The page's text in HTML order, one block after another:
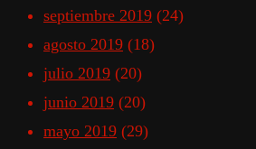
septiembre 2019 (24)
agosto 2019 (18)
julio 2019 (20)
junio 2019 (20)
mayo 2019 (29)